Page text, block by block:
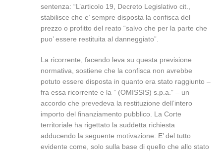
sentenza: “L’articolo 19, Decreto Legislativo cit.,
stabilisce che e’ sempre disposta la confisca del
prezzo o profitto del reato “salvo che per la parte che
puo’ essere restituita al danneggiato”.
La ricorrente, facendo leva su questa previsione
normativa, sostiene che la confisca non avrebbe
potuto essere disposta in quanto era stato raggiunto –
fra essa ricorrente e la ” (OMISSIS) s.p.a.” – un
accordo che prevedeva la restituzione dell’intero
importo del finanziamento pubblico. La Corte
territoriale ha rigettato la suddetta richiesta
adducendo la seguente motivazione: E’ del tutto
evidente come, solo sulla base di quello che allo stato